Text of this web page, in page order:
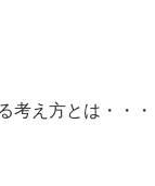
考え方とは・・・